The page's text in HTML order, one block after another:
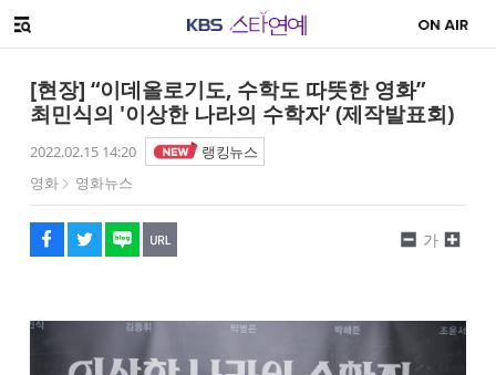
메뉴 열기
[현장] “이데올로기도, 수학도 따뜻한 영화”
최민식의 '이상한 나라의 수학자‘ (제작발표회)
2022.02.15 14:20
랭킹뉴스
영화
영화뉴스
페이스북
트위터
네이버
URL복사
글씨 작게보기
가
글씨 크게보기